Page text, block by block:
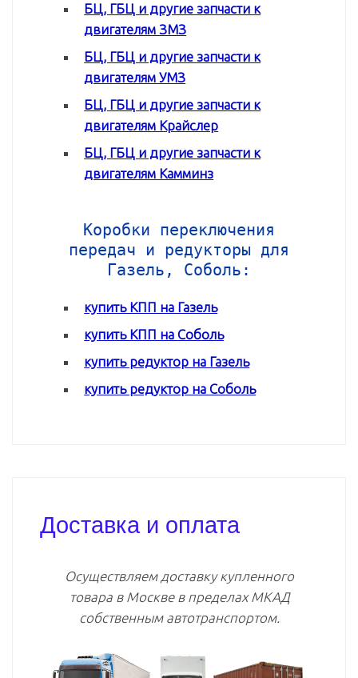
БЦ, ГБЦ и другие запчасти к
двигателям ЗМЗ
БЦ, ГБЦ и другие запчасти к
двигателям УМЗ
БЦ, ГБЦ и другие запчасти к
двигателям Крайслер
БЦ, ГБЦ и другие запчасти к
двигателям Камминз
Коробки переключения
передач и редукторы для
Газель, Соболь:
купить КПП на Газель
купить КПП на Соболь
купить редуктор на Газель
купить редуктор на Соболь
Доставка и оплата
Осуществляем доставку купленного
товара в Москве в пределах МКАД
собственным автотранспортом.